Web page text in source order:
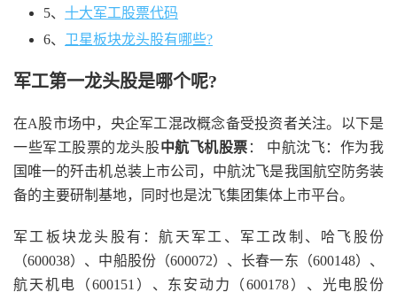
5、 十大军工股票代码
6、 卫星板块龙头股有哪些?
军工第一龙头股是哪个呢?
在A股市场中，央企军工混改概念备受投资者关注。以下是
一些军工股票的龙头股中航飞机股票 ： 中航沈飞：作为我
国唯一的歼击机总装上市公司，中航沈飞是我国航空防务装
备的主要研制基地，同时也是沈飞集团集体上市平台。
军工板块龙头股有：航天军工、军工改制、哈飞股份
（600038）、中船股份（600072）、长春一东（600148）、
航天机电（600151）、东安动力（600178）、光电股份